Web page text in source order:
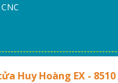
Huy Hoàng EX - 8510